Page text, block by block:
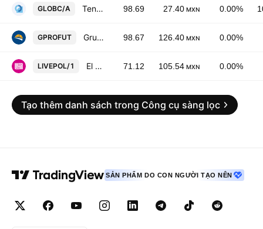
GLOBC/A Tenedora de Acciones CM, S.A.P.I.B. De C.V 98.69 27.40 MXN 0.00%
GPROFUT Grupo Profuturo SAB de CV 98.67 126.40 MXN 0.00%
LIVEPOL/1 El Puerto de Liverpool SAB de CV 71.12 105.54 MXN 0.00%
Tạo thêm danh sách trong Công cụ sàng lọc
SẢN PHẨM DO CON NGƯỜI TẠO NÊN